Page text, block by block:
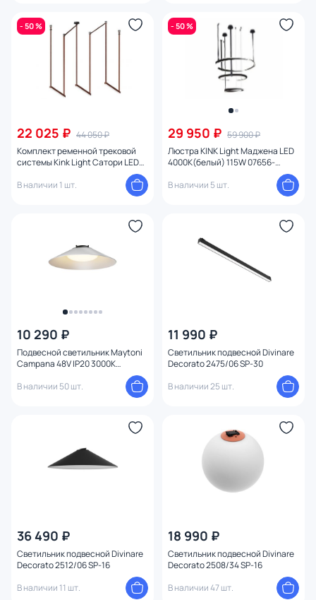
- 50 %
22 025 ₽ 44 050 ₽
Комплект ременной трековой
системы Kink Light Сатори LED
4000K(белый) 45W 6421-1K,06
В наличии 1 шт.
- 50 %
29 950 ₽ 59 900 ₽
Люстра KINK Light Маджена LED
4000K(белый) 115W 07656-
В наличии 5 шт.
10 290 ₽
Подвесной светильник Maytoni
Campana 48V IP20 3000K
В наличии 50 шт.
11 990 ₽
Светильник подвесной Divinare
Decorato 2475/06 SP-30
В наличии 25 шт.
36 490 ₽
Светильник подвесной Divinare
Decorato 2512/06 SP-16
В наличии 11 шт.
18 990 ₽
Светильник подвесной Divinare
Decorato 2508/34 SP-16
В наличии 47 шт.